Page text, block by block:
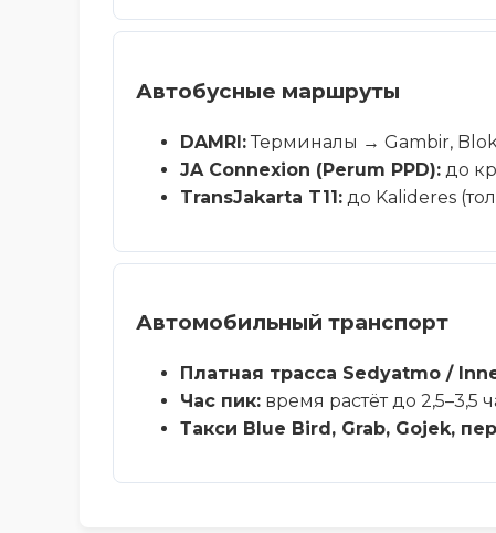
Автобусные маршруты
DAMRI: Терминалы → Gambir,
JA Connexion (Perum PPD): до
TransJakarta T11: до Kalideres
Автомобильный транспорт
Платная трасса Sedyatmo /
Час пик: время растёт до 2,5–3,5
Такси Blue Bird, Grab, Gojek,